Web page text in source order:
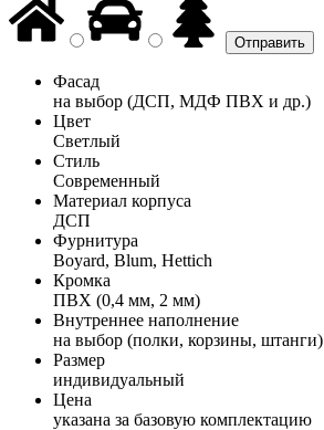
Фасад
на выбор (ДСП, МДФ ПВХ и др.)
Цвет
Светлый
Стиль
Современный
Материал корпуса
ДСП
Фурнитура
Boyard, Blum, Hettich
Кромка
ПВХ (0,4 мм, 2 мм)
Внутреннее наполнение
на выбор (полки, корзины, штанги)
Размер
индивидуальный
Цена
указана за базовую комплектацию